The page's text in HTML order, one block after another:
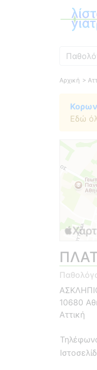
Αρχική >
Εδώ
10680
Αττική